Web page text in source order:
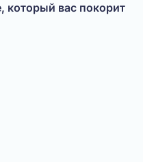
который вас покорит